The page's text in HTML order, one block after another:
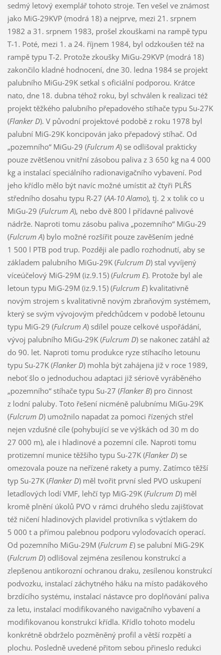
sedmý letový exemplář tohoto stroje. Ten vešel ve známost
jako MiG-29KVP (modrá 18) a nejprve, mezi 21. srpnem
1982 a 31. srpnem 1983, prošel zkouškami na rampě typu
T-1. Poté, mezi 1. a 24. říjnem 1984, byl odzkoušen též na
rampě typu T-2. Protože zkoušky MiGu-29KVP (modrá 18)
zakončilo kladné hodnocení, dne 30. ledna 1984 se projekt
palubního MiGu-29K setkal s oficiální podporou. Krátce
nato, dne 18. dubna téhož roku, byl schválen k realizaci též
projekt těžkého palubního přepadového stíhače typu Su-27K
(Flanker D). V původní projektové podobě z roku 1978 byl
palubní MiG-29K koncipován jako přepadový stíhač. Od
„pozemního“ MiGu-29 (Fulcrum A) se odlišoval prakticky
pouze zvětšenou vnitřní zásobou paliva z 3 650 kg na 4 000
kg a instalací speciálního radionavigačního vybavení. Pod
jeho křídlo mělo být navíc možné umístit až čtyři PLŘS
středního dosahu typu R-27 (AA-10 Alamo), tj. 2 x tolik co u
MiGu-29 (Fulcrum A), nebo dvě 800 l přídavné palivové
nádrže. Naproti tomu zásobu paliva „pozemního“ MiGu-29
(Fulcrum A) bylo možné rozšířit pouze zavěšením jedné
1 500 l PTB pod trup. Později ale padlo rozhodnutí, aby se
základem palubního MiGu-29K (Fulcrum D) stal vyvíjený
víceúčelový MiG-29M (iz.9.15) (Fulcrum E). Protože byl ale
letoun typu MiG-29M (iz.9.15) (Fulcrum E) kvalitativně
novým strojem s kvalitativně novým zbraňovým systémem,
který se svým vývojovým předchůdcem v podobě letounu
typu MiG-29 (Fulcrum A) sdílel pouze celkové uspořádání,
vývoj palubního MiGu-29K (Fulcrum D) se nakonec zatáhl až
do 90. let. Naproti tomu produkce ryze stíhacího letounu
typu Su-27K (Flanker D) mohla být zahájena již v roce 1989,
neboť šlo o jednoduchou adaptaci již sériově vyráběného
„pozemního“ stíhače typu Su-27 (Flanker B) pro činnost
z lodní paluby. Toto řešení nicméně palubnímu MiGu-29K
(Fulcrum D) umožnilo napadat za pomoci řízených střel
nejen vzdušné cíle (pohybující se ve výškách od 30 m do
27 000 m), ale i hladinové a pozemní cíle. Naproti tomu
protizemní munice těžšího typu Su-27K (Flanker D) se
omezovala pouze na neřízené rakety a pumy. Zatímco těžší
typ Su-27K (Flanker D) měl tvořit první sled PVO uskupení
letadlových lodí VMF, lehčí typ MiG-29K (Fulcrum D) měl
kromě plnění úkolů PVO v rámci druhého sledu zajišťovat
též ničení hladinových plavidel protivníka s výtlakem do
5 000 t a přímou palebnou podporu vyloďovacích operací.
Od pozemního MiGu-29M (Fulcrum E) se palubní MiG-29K
(Fulcrum D) odlišoval zejména zesílenou konstrukcí a
zlepšenou antikorozní ochranou draku, zesílenou konstrukcí
podvozku, instalací záchytného háku na místo padákového
brzdícího systému, instalací nástavce pro doplňování paliva
za letu, instalací modifikovaného navigačního vybavení a
modifikovanou konstrukcí křídla. Křídlo tohoto modelu
konkrétně obdrželo pozměněný profil a větší rozpětí a
plochu. Posledně uvedené přitom sebou přineslo redukci